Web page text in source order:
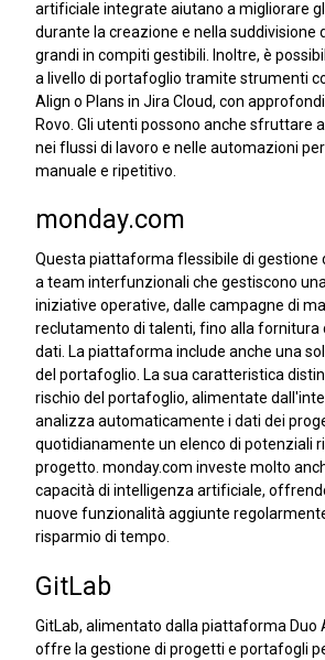
artificiale integrate aiutano a migliorare
durante la creazione e nella suddivisione
grandi in compiti gestibili. Inoltre, è
a livello di portafoglio tramite strumenti
Align o Plans in Jira Cloud, con
Rovo. Gli utenti possono anche sfruttare
nei flussi di lavoro e nelle automazioni
manuale e ripetitivo.
monday.com
Questa piattaforma flessibile di gestione
a team interfunzionali che gestiscono
iniziative operative, dalle campagne di
reclutamento di talenti, fino alla fornitura
dati. La piattaforma include anche una
del portafoglio. La sua caratteristica
rischio del portafoglio, alimentate
analizza automaticamente i dati dei
quotidianamente un elenco di potenziali
progetto. monday.com investe molto
capacità di intelligenza artificiale,
nuove funzionalità aggiunte
risparmio di tempo.
GitLab
GitLab, alimentato dalla piattaforma Duo
offre la gestione di progetti e portafogli